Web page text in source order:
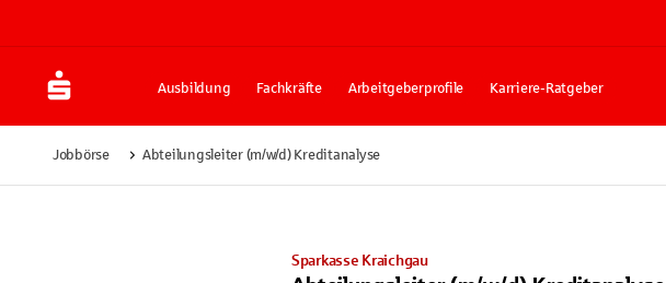
Ausbildung Fachkräfte Arbeitgeberprofile Karriere-Ratgeber
Jobbörse Abteilungsleiter (m/w/d) Kreditanalyse
Sparkasse Kraichgau